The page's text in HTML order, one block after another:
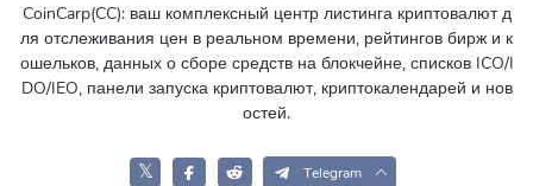
CoinCarp(CC): ваш комплексный центр листинга криптовалют д
ля отслеживания цен в реальном времени, рейтингов бирж и к
ошельков, данных о сборе средств на блокчейне, списков ICO/I
DO/IEO, панели запуска криптовалют, криптокалендарей и нов
остей.
𝕏 Telegram